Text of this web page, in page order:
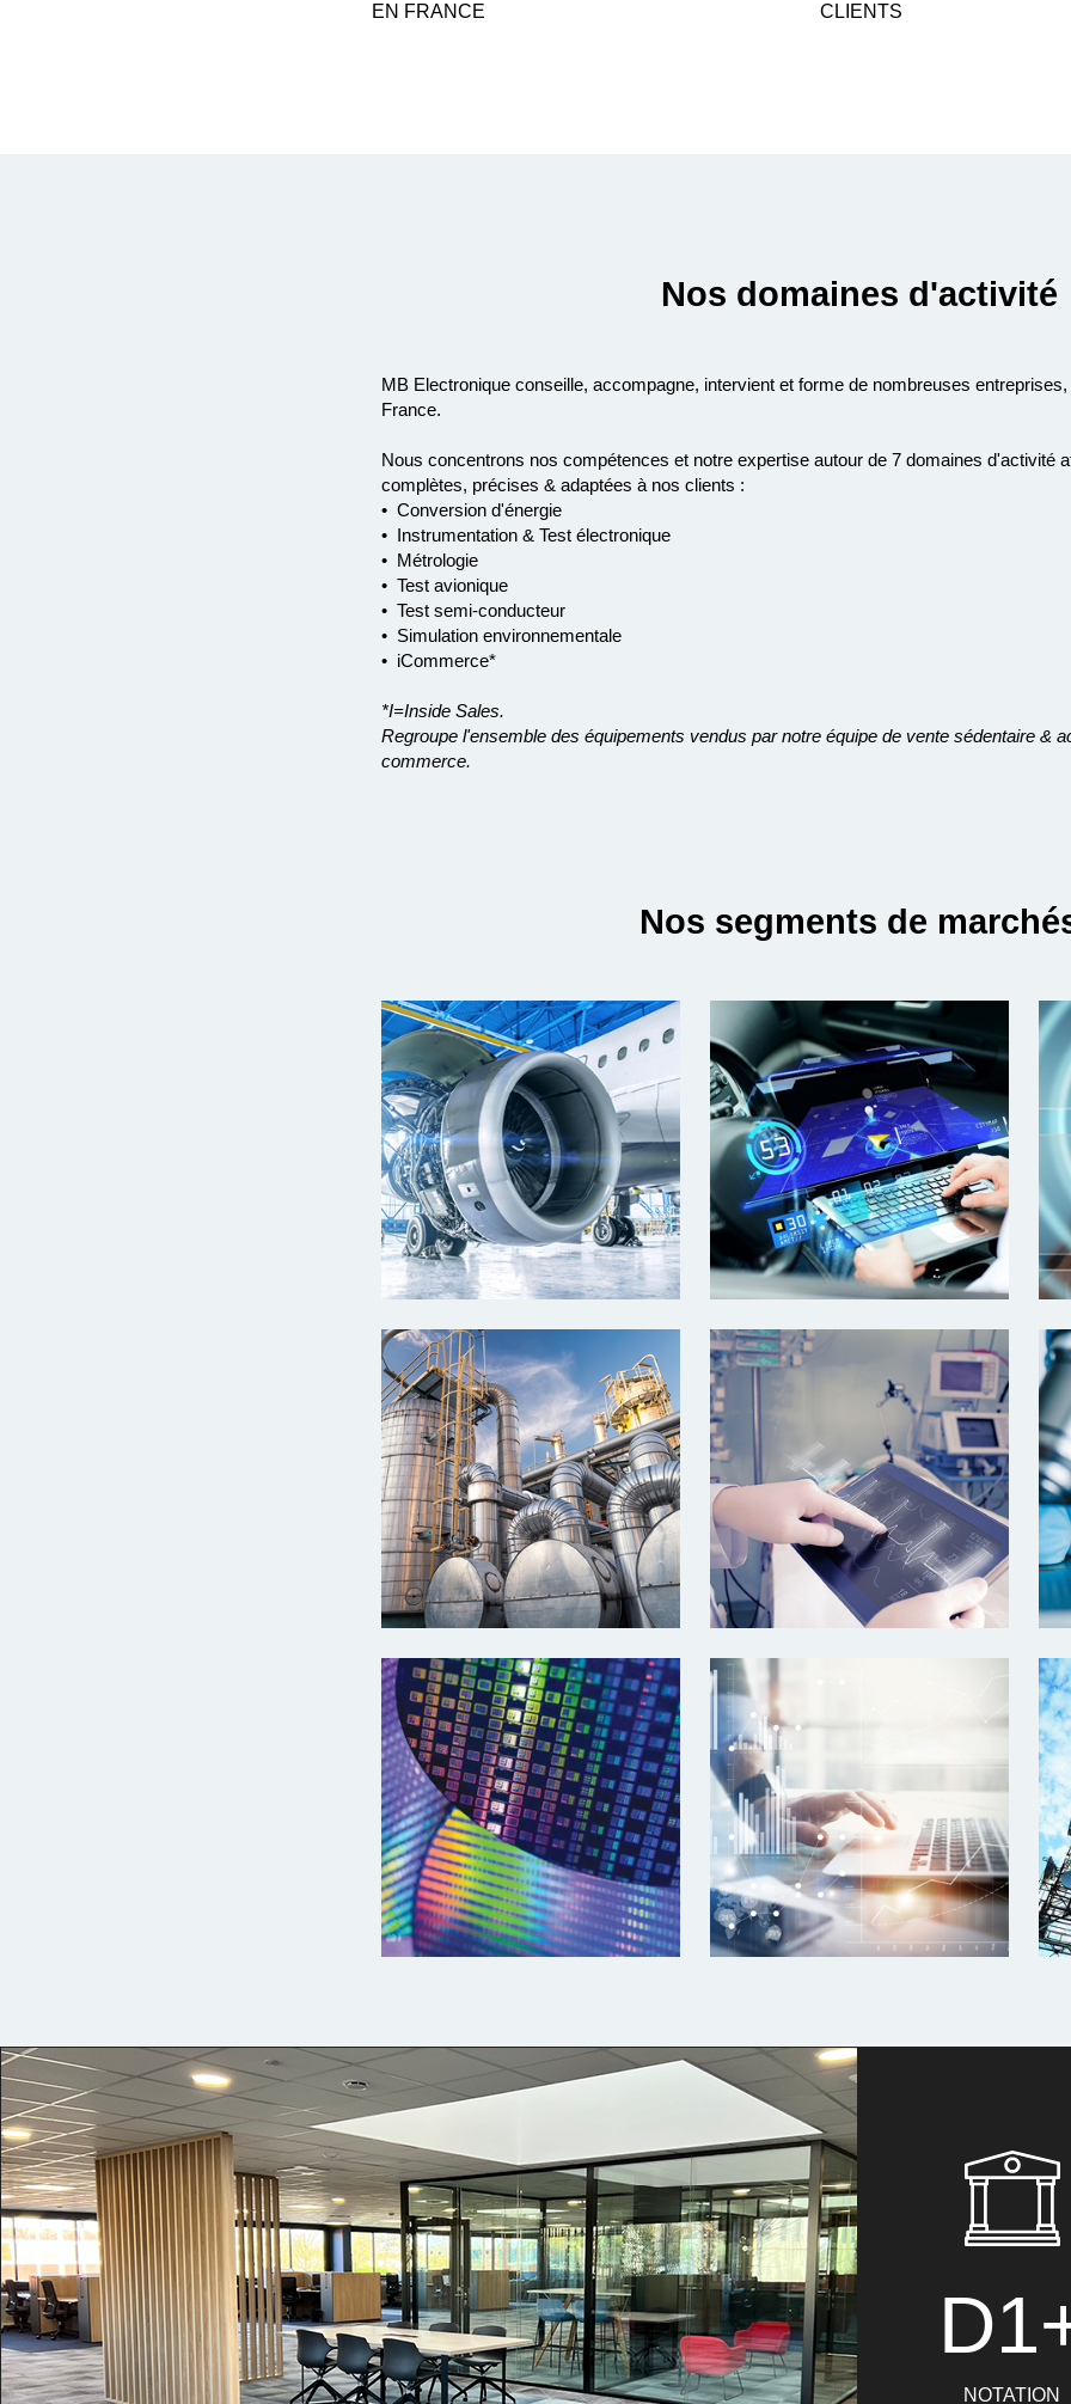
EN FRANCE
CLIENTS
Nos domaines d'activité
MB Electronique conseille, accompagne, intervient et forme de nombreuses
France.
Nous concentrons nos compétences et notre expertise autour de 7 domaines d'activité
complètes, précises & adaptées à nos clients :
• Conversion d'énergie
• Instrumentation & Test électronique
• Métrologie
• Test avionique
• Test semi-conducteur
• Simulation environnementale
• iCommerce*
*I=Inside Sales.
Regroupe l'ensemble des équipements vendus par notre équipe de vente sédentaire &
commerce.
Nos segments de
NOTATION